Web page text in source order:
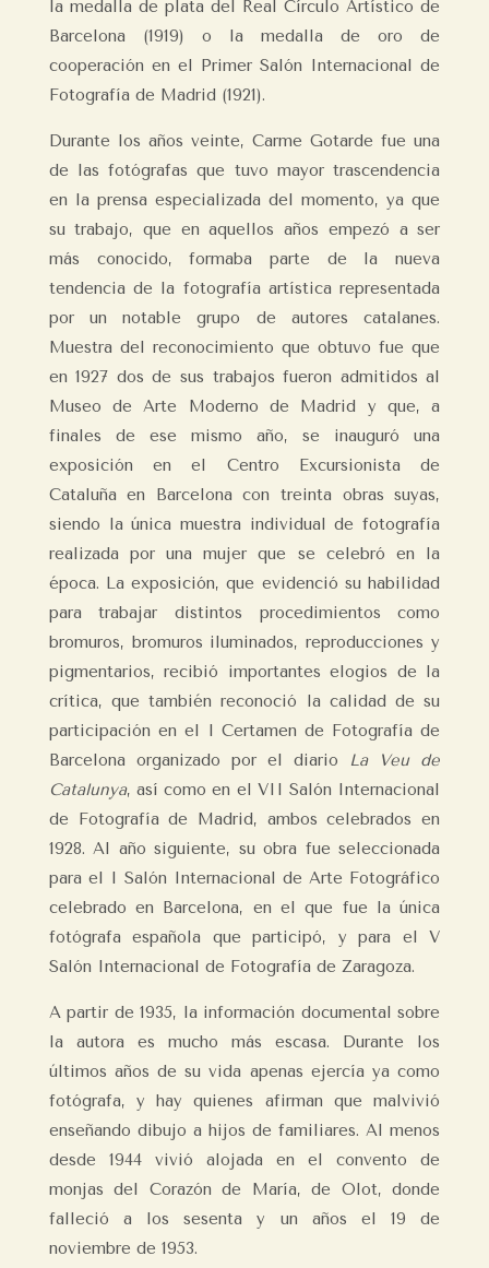
la medalla de plata del Real Círculo Artístico de
Barcelona (1919) o la medalla de oro de
cooperación en el Primer Salón Internacional de
Fotografía de Madrid (1921).
Durante los años veinte, Carme Gotarde fue una
de las fotógrafas que tuvo mayor trascendencia
en la prensa especializada del momento, ya que
su trabajo, que en aquellos años empezó a ser
más conocido, formaba parte de la nueva
tendencia de la fotografía artística representada
por un notable grupo de autores catalanes.
Muestra del reconocimiento que obtuvo fue que
en 1927 dos de sus trabajos fueron admitidos al
Museo de Arte Moderno de Madrid y que, a
finales de ese mismo año, se inauguró una
exposición en el Centro Excursionista de
Cataluña en Barcelona con treinta obras suyas,
siendo la única muestra individual de fotografía
realizada por una mujer que se celebró en la
época. La exposición, que evidenció su habilidad
para trabajar distintos procedimientos como
bromuros, bromuros iluminados, reproducciones y
pigmentarios, recibió importantes elogios de la
crítica, que también reconoció la calidad de su
participación en el I Certamen de Fotografía de
Barcelona organizado por el diario
La Veu de
Catalunya, así como en el VII Salón Internacional
de Fotografía de Madrid, ambos celebrados en
1928. Al año siguiente, su obra fue seleccionada
para el I Salón Internacional de Arte Fotográfico
celebrado en Barcelona, en el que fue la única
fotógrafa española que participó, y para el V
Salón Internacional de Fotografía de Zaragoza.
A partir de 1935, la información documental sobre
la autora es mucho más escasa. Durante los
últimos años de su vida apenas ejercía ya como
fotógrafa, y hay quienes afirman que malvivió
enseñando dibujo a hijos de familiares. Al menos
desde 1944 vivió alojada en el convento de
monjas del Corazón de María, de Olot, donde
falleció a los sesenta y un años el 19 de
noviembre de 1953.